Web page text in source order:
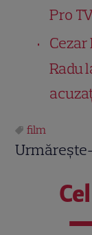
Pro
Radu
film